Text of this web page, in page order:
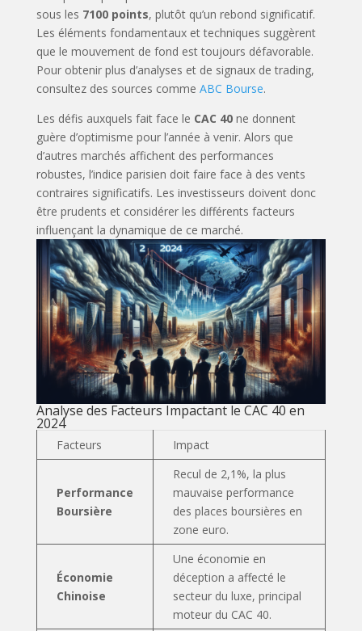
sous les 7100 points, plutôt qu’un rebond significatif.
Les éléments fondamentaux et techniques suggèrent
que le mouvement de fond est toujours défavorable.
Pour obtenir plus d’analyses et de signaux de trading,
consultez des sources comme ABC Bourse.
Les défis auxquels fait face le CAC 40ne donnent
guère d’optimisme pour l’année à venir. Alors que
d’autres marchés affichent des performances
robustes, l’indice parisien doit faire face à des vents
contraires significatifs. Les investisseurs doivent donc
être prudents et considérer les différents facteurs
influençant la dynamique de ce marché.
Analyse des Facteurs Impactant le CAC 40 en
2024
Facteurs Impact
Performance
Boursière
Recul de 2,1%, la plus
mauvaise performance
des places boursières en
zone euro.
Économie
Chinoise
Une économie en
déception a affecté le
secteur du luxe, principal
moteur du CAC 40.